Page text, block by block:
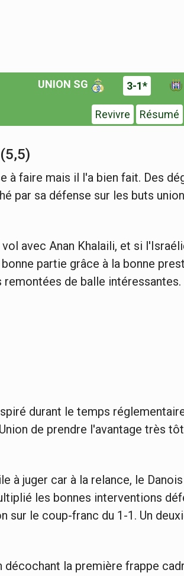
UNION SG 3-1*
Revivre Résumé
à faire mais il l'a bien fait. Des
par sa défense sur les buts
vol avec Anan Khalaili, et si
partie grâce à la bonne
de balle intéressantes.
durant le temps
de prendre l'avantage très
à juger car à la relance, le
les bonnes interventions
sur le coup-franc du 1-1. Un
décochant la première frappe